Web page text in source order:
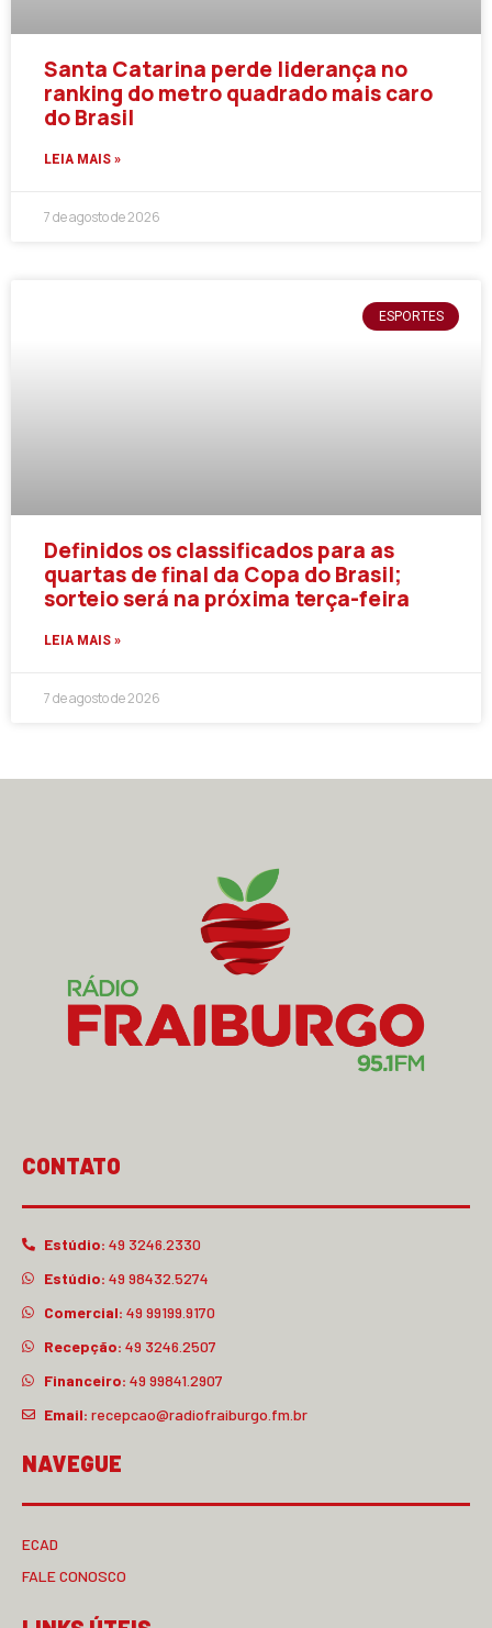
Santa Catarina perde liderança no
ranking do metro quadrado mais caro
do Brasil
LEIA MAIS »
7 de agosto de 2026
ESPORTES
Definidos os classificados para as
quartas de final da Copa do Brasil;
sorteio será na próxima terça-feira
LEIA MAIS »
7 de agosto de 2026
CONTATO
Estúdio: 49 3246.2330
Estúdio: 49 98432.5274
Comercial: 49 99199.9170
Recepção: 49 3246.2507
Financeiro: 49 99841.2907
Email: recepcao@radiofraiburgo.fm.br
NAVEGUE
ECAD
FALE CONOSCO